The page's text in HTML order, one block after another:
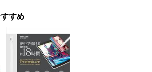
すめ